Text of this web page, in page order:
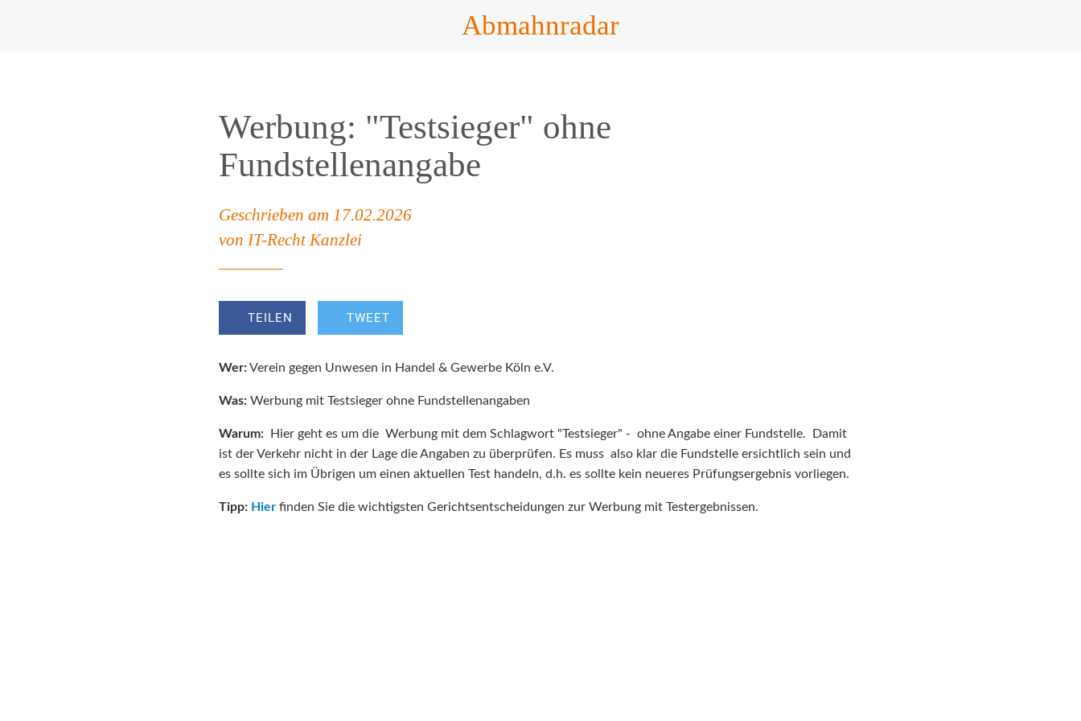
Abmahnradar
Werbung: "Testsieger" ohne
Fundstellenangabe
Geschrieben am 17.02.2026
von IT-Recht Kanzlei
TEILEN TWEET
Wer:Verein gegen Unwesen in Handel & Gewerbe Köln e.V.
Was: Werbung mit Testsieger ohne Fundstellenangaben
Warum:
Hier geht es um die Werbung mit dem Schlagwort "Testsieger" - ohne Angabe einer Fundstelle. Damit
ist der Verkehr nicht in der Lage die Angaben zu überprüfen. Es muss also klar die Fundstelle ersichtlich sein und
es sollte sich im Übrigen um einen aktuellen Test handeln, d.h. es sollte kein neueres Prüfungsergebnis vorliegen.
Tipp: Hier finden Sie die wichtigsten Gerichtsentscheidungen zur Werbung mit Testergebnissen.